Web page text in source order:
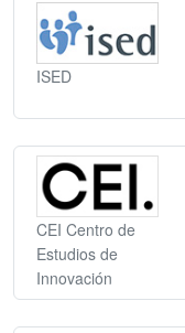
ISED
CEI Centro de
Estudios de
Innovación